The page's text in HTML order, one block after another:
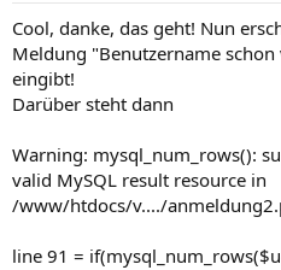
Cool, danke, das geht! Nun
Meldung "Benutzername
eingibt!
Darüber steht dann
Warning: mysql_num_rows():
valid MySQL result resource in
/www/htdocs/v..../
line 91 =